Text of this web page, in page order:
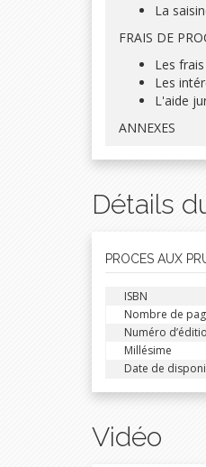
La
FRAIS DE
Les
Les
L'aide
ANNEXES
Détails
PROCES AUX
ISBN
Nombre de
Numéro
Millésime
Date de
Vidéo